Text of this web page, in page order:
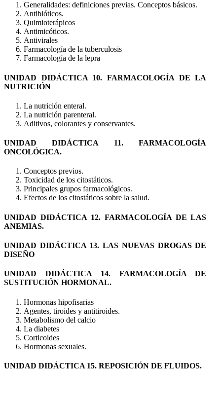
Generalidades: definiciones previas. Conceptos básicos.
Antibióticos.
Quimioterápicos
Antimicóticos.
Antivirales
Farmacología de la tuberculosis
Farmacología de la lepra
UNIDAD DIDÁCTICA 10. FARMACOLOGÍA DE LA
NUTRICIÓN
La nutrición enteral.
La nutrición parenteral.
Aditivos, colorantes y conservantes.
UNIDAD DIDÁCTICA 11. FARMACOLOGÍA
ONCOLÓGICA.
Conceptos previos.
Toxicidad de los citostáticos.
Principales grupos farmacológicos.
Efectos de los citostáticos sobre la salud.
UNIDAD DIDÁCTICA 12. FARMACOLOGÍA DE LAS
ANEMIAS.
UNIDAD DIDÁCTICA 13. LAS NUEVAS DROGAS DE
DISEÑO
UNIDAD DIDÁCTICA 14. FARMACOLOGÍA DE
SUSTITUCIÓN HORMONAL.
Hormonas hipofisarias
Agentes, tiroides y antitiroides.
Metabolismo del calcio
La diabetes
Corticoides
Hormonas sexuales.
UNIDAD DIDÁCTICA 15. REPOSICIÓN DE FLUIDOS.